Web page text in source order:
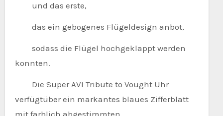
und das erste,
das ein gebogenes Flügeldesign anbot,
sodass die Flügel hochgeklappt werden
konnten.
Die Super AVI Tribute to Vought Uhr
verfügtüber ein markantes blaues Zifferblatt